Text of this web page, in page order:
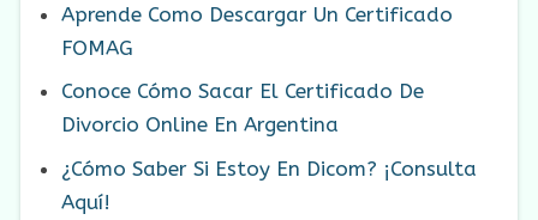
Aprende Como Descargar Un Certificado
FOMAG
Conoce Cómo Sacar El Certificado De
Divorcio Online En Argentina
¿Cómo Saber Si Estoy En Dicom? ¡Consulta
Aquí!